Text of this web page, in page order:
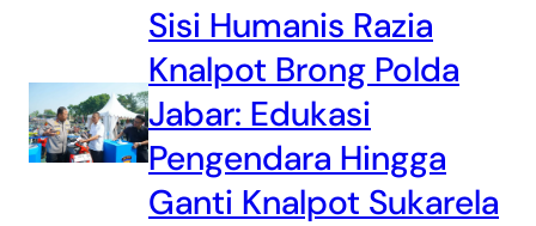
Sisi Humanis Razia
Knalpot Brong Polda
Jabar: Edukasi
Pengendara Hingga
Ganti Knalpot Sukarela